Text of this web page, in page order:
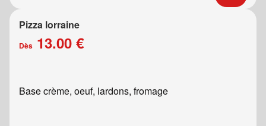
Pizza lorraine
Dès 13.00 €
Base crème, oeuf, lardons, fromage